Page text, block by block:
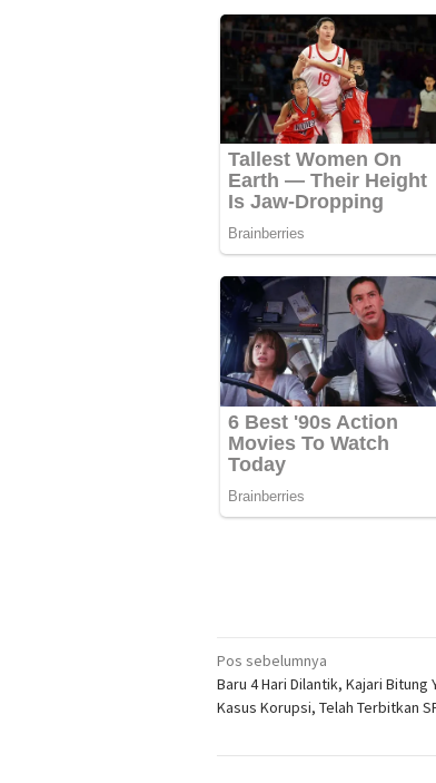
Navigasi
pos
Pos sebelumnya
Baru 4 Hari Dilantik, Kajari Bitung
Kasus Korupsi, Telah Terbitkan